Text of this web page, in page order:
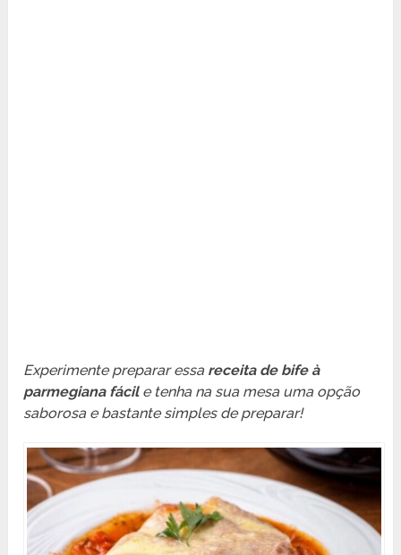
Experimente preparar essa receita de bife à
parmegiana fácile tenha na sua mesa uma opção
saborosa e bastante simples de preparar!